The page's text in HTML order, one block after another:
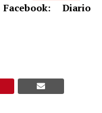
Diario